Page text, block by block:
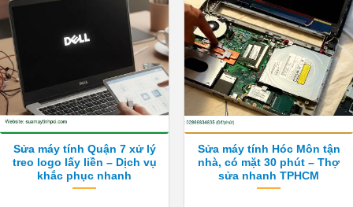
Sửa máy tính Quận 7 xử lý
treo logo lấy liền – Dịch vụ
khắc phục nhanh
Sửa máy tính Hóc Môn tận
nhà, có mặt 30 phút – Thợ
sửa nhanh TPHCM